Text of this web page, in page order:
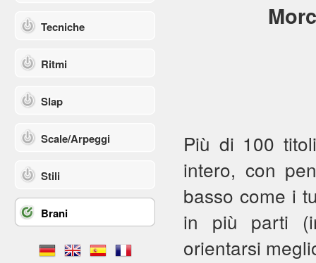
Tecniche
Ritmi
Slap
Scale/Arpeggi
Stili
Brani
Più di 100
intero, con
basso come i
in più parti
orientarsi